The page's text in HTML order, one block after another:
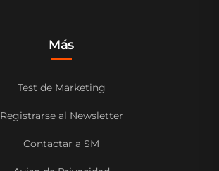
Más
Test de Marketing
Registrarse al Newsletter
Contactar a SM